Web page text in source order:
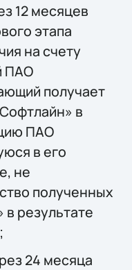
12 месяцев
этапа
на счету
ПАО
получает
в
ПАО
в его
не
полученных
результате
24 месяца